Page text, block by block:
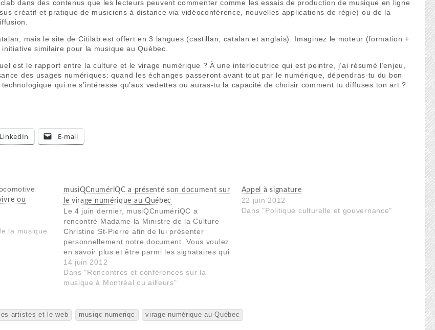
dans des contenus que les lecteurs peuvent commenter comme les essais de production de musique en ligne
créatif et pratique de musiciens à distance via vidéoconférence, nouvelles applications de régie) ou de la
mais le site de Citilab est offert en 3 langues (castillan, catalan et anglais). Imaginez le moteur (formation +
similaire pour la musique au Québec.
est le rapport entre la culture et le virage numérique ? À une interlocutrice qui est peintre, j’ai résumé l’enjeu,
des usages numériques: quand les échanges passeront avant tout par le numérique, dépendras-tu du bon
qui ne s’intéresse qu’aux vedettes ou auras-tu la capacité de choisir comment tu diffuses ton art ?
LinkedIn E-mail
ou
la musique
musiQCnumériQC a présenté son document sur
le virage numérique au Québec
Le 4 juin dernier, musiQCnumériQC a
rencontré Madame la Ministre de la Culture
Christine St-Pierre afin de lui présenter
personnellement notre document. Vous voulez
en savoir plus et être parmi les signataires qui
nous soutiennent? Deux rendez-vous pour
cela!
14 juin 2012
Dans "Rencontres et conférences sur la
musique à Montréal ou ailleurs"
Appel à signature
22 juin 2012
Dans "Politique culturelle et gouvernance"
les artistes et le web musiqc numeriqc virage numérique au Québec